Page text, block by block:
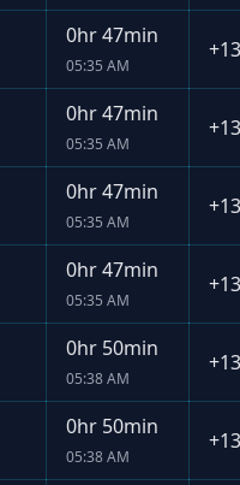
0hr 47min
05:35 AM
+
0hr 47min
05:35 AM
+
0hr 47min
05:35 AM
+
0hr 47min
05:35 AM
+
0hr 50min
05:38 AM
+
0hr 50min
05:38 AM
+